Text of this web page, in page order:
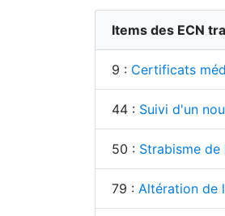
Items des ECN
9 : Certificats
44 : Suivi d'un
50 : Strabisme de
79 : Altération de